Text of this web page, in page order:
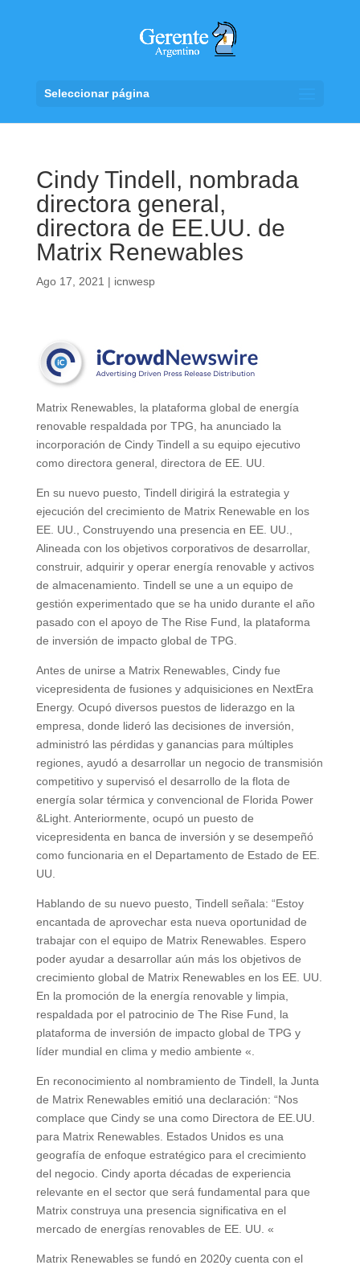
Seleccionar página
Cindy Tindell, nombrada
directora general,
directora de EE.UU. de
Matrix Renewables
Ago 17, 2021 | icnwesp
Matrix Renewables, la plataforma global de energía
renovable respaldada por TPG, ha anunciado la
incorporación de Cindy Tindell a su equipo ejecutivo
como directora general, directora de EE. UU.
En su nuevo puesto, Tindell dirigirá la estrategia y
ejecución del crecimiento de Matrix Renewable en los
EE. UU., Construyendo una presencia en EE. UU.,
Alineada con los objetivos corporativos de desarrollar,
construir, adquirir y operar energía renovable y activos
de almacenamiento. Tindell se une a un equipo de
gestión experimentado que se ha unido durante el año
pasado con el apoyo de The Rise Fund, la plataforma
de inversión de impacto global de TPG.
Antes de unirse a Matrix Renewables, Cindy fue
vicepresidenta de fusiones y adquisiciones en NextEra
Energy. Ocupó diversos puestos de liderazgo en la
empresa, donde lideró las decisiones de inversión,
administró las pérdidas y ganancias para múltiples
regiones, ayudó a desarrollar un negocio de transmisión
competitivo y supervisó el desarrollo de la flota de
energía solar térmica y convencional de Florida Power
&Light. Anteriormente, ocupó un puesto de
vicepresidenta en banca de inversión y se desempeñó
como funcionaria en el Departamento de Estado de EE.
UU.
Hablando de su nuevo puesto, Tindell señala: “Estoy
encantada de aprovechar esta nueva oportunidad de
trabajar con el equipo de Matrix Renewables. Espero
poder ayudar a desarrollar aún más los objetivos de
crecimiento global de Matrix Renewables en los EE. UU.
En la promoción de la energía renovable y limpia,
respaldada por el patrocinio de The Rise Fund, la
plataforma de inversión de impacto global de TPG y
líder mundial en clima y medio ambiente «.
En reconocimiento al nombramiento de Tindell, la Junta
de Matrix Renewables emitió una declaración: “Nos
complace que Cindy se una como Directora de EE.UU.
para Matrix Renewables. Estados Unidos es una
geografía de enfoque estratégico para el crecimiento
del negocio. Cindy aporta décadas de experiencia
relevante en el sector que será fundamental para que
Matrix construya una presencia significativa en el
mercado de energías renovables de EE. UU. «
Matrix Renewables se fundó en 2020y cuenta con el